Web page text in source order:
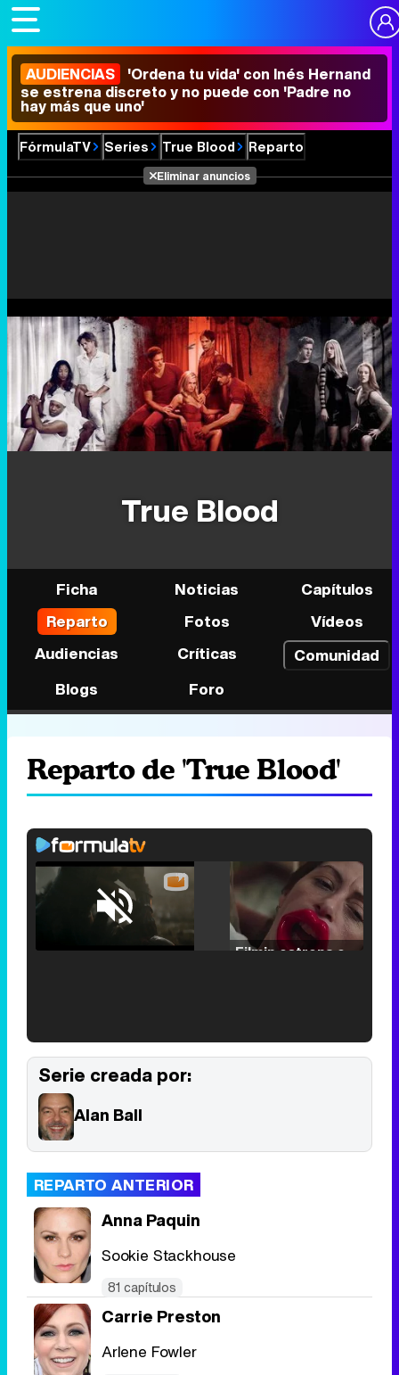
AUDIENCIAS 'Ordena tu vida' con Inés Hernand
se estrena discreto y no puede con 'Padre no
hay más que uno'
FórmulaTV Series True Blood Reparto
Eliminar anuncios
True Blood
Ficha Noticias
Capítulos
Reparto
Fotos
Vídeos
Audiencias
Críticas
Comunidad
Blogs
Foro
Reparto de 'True Blood'
Unmute /
'120 Minutos' celebra sus 2.000 programas en Telemadrid con un vídeo del día a día en la redacción
Tráiler de '33 días', la nueva serie de Atresplayer con Julián Villagrán y José Manuel Poga
Serie creada por:
Alan Ball
REPARTO ANTERIOR
Anna Paquin
Sookie Stackhouse
81 capítulos
Carrie Preston
Arlene Fowler